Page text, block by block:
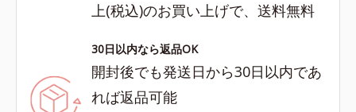
上(税込)のお買い上げで、送料無料
30日以内なら返品OK
開封後でも発送日から30日以内であ
れば返品可能